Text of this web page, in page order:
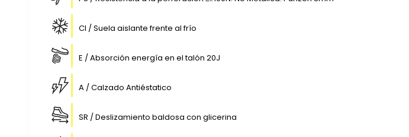
CI / Suela aislante frente al frío
E / Absorción energía en el talón 20J
A / Calzado Antiéstatico
SR / Deslizamiento baldosa con glicerina